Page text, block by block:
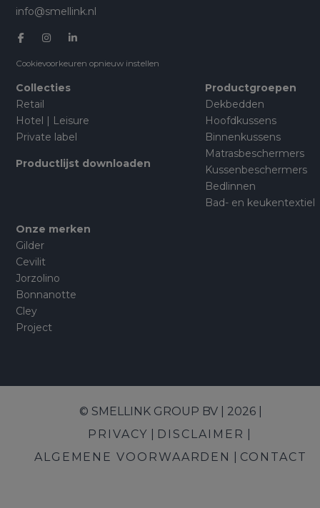
info@smellink.nl
Cookievoorkeuren opnieuw instellen
Collecties
Retail
Hotel | Leisure
Private label
Productlijst downloaden
Productgroepen
Dekbedden
Hoofdkussens
Binnenkussens
Matrasbeschermers
Kussenbeschermers
Bedlinnen
Bad- en keukentextiel
Onze merken
Gilder
Cevilit
Jorzolino
Bonnanotte
Cley
Project
© SMELLINK GROUP BV | 2026 |
PRIVACY
DISCLAIMER
ALGEMENE VOORWAARDEN
CONTACT